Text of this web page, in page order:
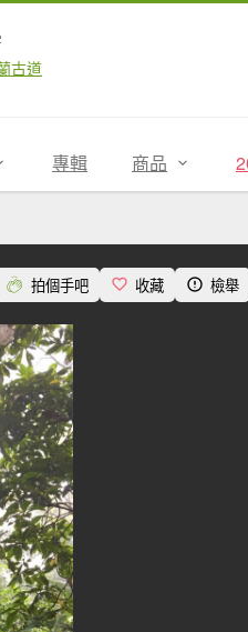
古道
專輯 商品
拍個手吧 收藏 檢舉